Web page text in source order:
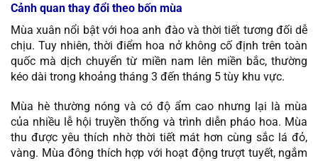
Cảnh quan thay đổi theo bốn mùa
Mùa xuân nổi bật với hoa anh đào và thời tiết tương đối dễ
chịu. Tuy nhiên, thời điểm hoa nở không cố định trên toàn
quốc mà dịch chuyển từ miền nam lên miền bắc, thường
kéo dài trong khoảng tháng 3 đến tháng 5 tùy khu vực.
Mùa hè thường nóng và có độ ẩm cao nhưng lại là mùa
của nhiều lễ hội truyền thống và trình diễn pháo hoa. Mùa
thu được yêu thích nhờ thời tiết mát hơn cùng sắc lá đỏ,
vàng. Mùa đông thích hợp với hoạt động trượt tuyết, ngắm